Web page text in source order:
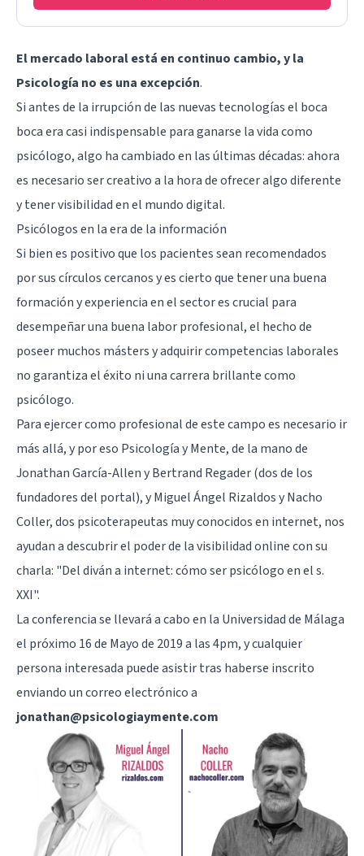
El mercado laboral está en continuo cambio, y la
Psicología no es una excepción.
Si antes de la irrupción de las nuevas tecnologías el boca
boca era casi indispensable para ganarse la vida como
psicólogo, algo ha cambiado en las últimas décadas: ahora
es necesario ser creativo a la hora de ofrecer algo diferente
ytener visibilidad en el mundo digital.
Psicólogos en la era de la información
Si bien es positivo que los pacientes sean recomendados
por sus círculos cercanos y es cierto que tener una buena
formación y experiencia en el sector es crucial para
desempeñar una buena labor profesional, el hecho de
poseer muchos másters y adquirir competencias laborales
no garantiza el éxito niuna carrera brillante como
psicólogo.
Para ejercer como profesional de este campo es necesario ir
más allá, y por eso Psicología y Mente, de la mano de
Jonathan García-AllenyBertrand Regader(dos de los
fundadores del portal), y Miguel Ángel Rizaldos y Nacho
Coller, dos psicoterapeutas muy conocidos en internet, nos
ayudan a descubrir el poder de la visibilidad online con su
charla: "Del diván a internet: cómo ser psicólogo en el s.
XXI".
La conferencia se llevará a cabo en la Universidad de Málaga
el próximo 16 de Mayo de 2019 a las 4pm, y cualquier
persona interesada puede asistir tras haberse inscrito
enviando un correo electrónico a
jonathan@psicologiaymente.com